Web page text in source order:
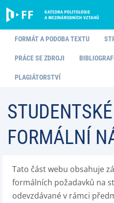
FORMÁT A PODOBA TEXTU
PRÁCE SE ZDROJI
PLAGIÁTORSTVÍ
FORMÁLNÍ
Tato část webu obsahuje
formálních požadavků na
odevzdávané v rámci